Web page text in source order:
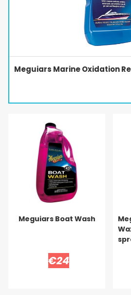
Meguiars Marine Oxidation
Meguiars Boat Wash
€24